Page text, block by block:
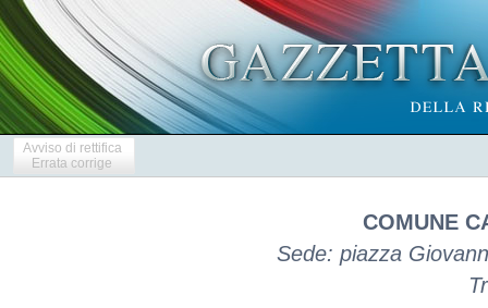
Avviso di rettifica
Errata corrige
COMUNE
Sede: piazza